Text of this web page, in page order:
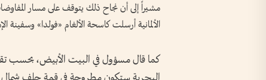
مشيراً إلى أن نجاح ذلك يتوقف على مسار
الألمانية أرسلت كاسحة الألغام «فولدا» وسفينة
كما قال مسؤول في البيت الأبيض، بحسب